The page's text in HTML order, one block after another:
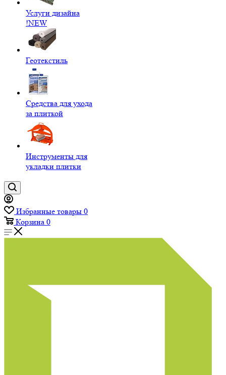
Услуги дизайна
!NEW
Геотекстиль
Средства для ухода
за плиткой
Инструменты для
укладки плитки
Избранные товары 0
Корзина 0